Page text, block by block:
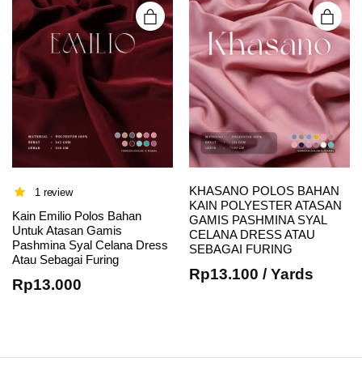
on the
product
page
1 review
Kain Emilio Polos Bahan
Untuk Atasan Gamis
Pashmina Syal Celana Dress
Atau Sebagai Furing
Rp13.000
on the
product
page
KHASANO POLOS BAHAN
KAIN POLYESTER ATASAN
GAMIS PASHMINA SYAL
CELANA DRESS ATAU
SEBAGAI FURING
Rp13.100 / Yards